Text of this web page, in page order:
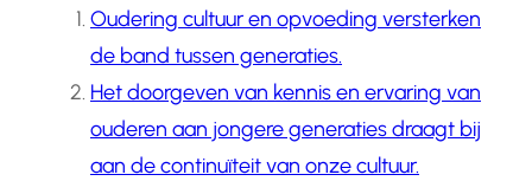
Oudering cultuur en opvoeding versterken
de band tussen generaties.
Het doorgeven van kennis en ervaring van
ouderen aan jongere generaties draagt bij
aan de continuïteit van onze cultuur.